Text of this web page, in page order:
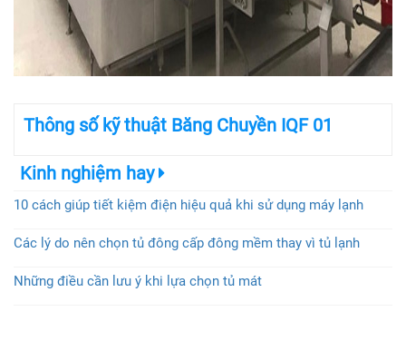
Thông số kỹ thuật Băng Chuyền IQF 01
Kinh nghiệm hay
10 cách giúp tiết kiệm điện hiệu quả khi sử dụng máy lạnh
Các lý do nên chọn tủ đông cấp đông mềm thay vì tủ lạnh
Những điều cần lưu ý khi lựa chọn tủ mát